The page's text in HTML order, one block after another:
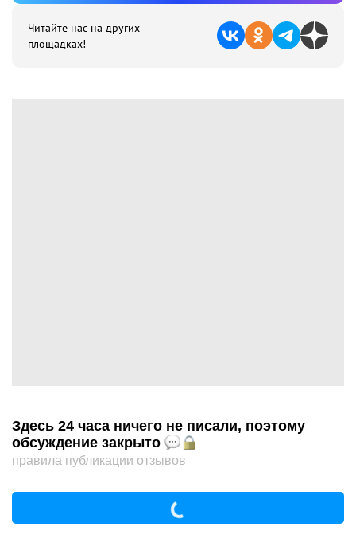
Читайте нас на других
площадках!
Здесь 24 часа ничего не писали, поэтому
обсуждение закрыто
правила публикации отзывов